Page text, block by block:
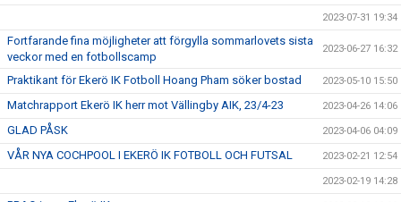
2023-07-31 19:34
Fortfarande fina möjligheter att förgylla sommarlovets sista
veckor med en fotbollscamp
2023-06-27 16:32
Praktikant för Ekerö IK Fotboll Hoang Pham söker bostad 2023-05-10 15:50
Matchrapport Ekerö IK herr mot Vällingby AIK, 23/4-23 2023-04-26 14:06
GLAD PÅSK 2023-04-06 04:09
VÅR NYA COCHPOOL I EKERÖ IK FOTBOLL OCH FUTSAL 2023-02-21 12:54
2023-02-19 14:28